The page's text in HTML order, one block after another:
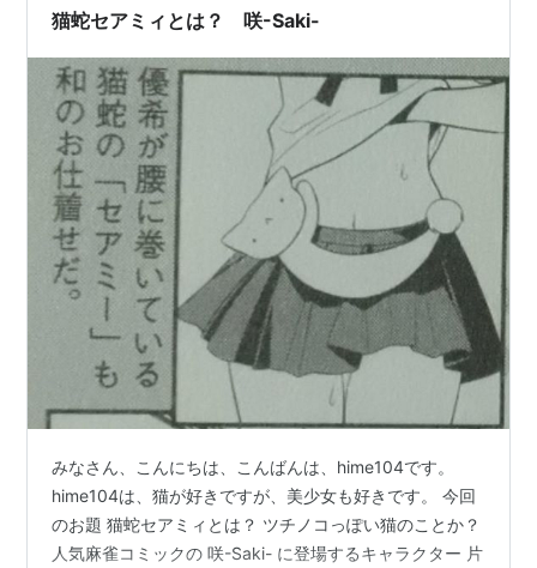
猫蛇セアミィとは？ 咲-Saki-
みなさん、こんにちは、こんばんは、hime104です。
hime104は、猫が好きですが、美少女も好きです。 今回
のお題 猫蛇セアミィとは？ ツチノコっぽい猫のことか？
人気麻雀コミックの 咲-Saki- に登場するキャラクター 片